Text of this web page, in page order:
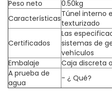
Peso neto
0.50kg
CaracterísticasTúnel interno
texturizado
Certificados
Las
sistemas de
vehículos
Embalaje
Caja discreta
A prueba de
agua
- ¿ Qué?